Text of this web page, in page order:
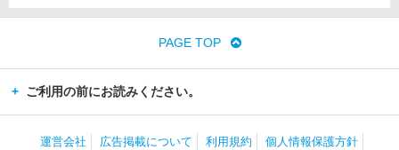
PAGE TOP
ご利用の前にお読みください。
運営会社 広告掲載について 利用規約 個人情報保護方針